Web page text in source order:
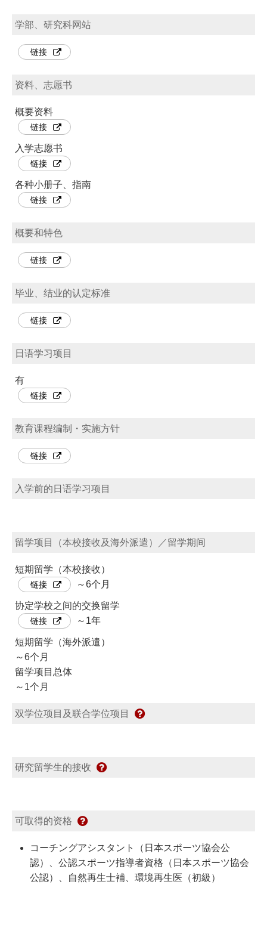
学部、研究科网站
链接
资料、志愿书
概要资料
链接
入学志愿书
链接
各种小册子、指南
链接
概要和特色
链接
毕业、结业的认定标准
链接
日语学习项目
有
链接
教育课程编制・实施方针
链接
入学前的日语学习项目
留学项目（本校接收及海外派遣）／留学期间
短期留学（本校接收）
链接 ～6个月
协定学校之间的交换留学
链接 ～1年
短期留学（海外派遣）
～6个月
留学项目总体
～1个月
双学位项目及联合学位项目
研究留学生的接收
可取得的资格
コーチングアシスタント（日本スポーツ協会公
認）、公認スポーツ指導者資格（日本スポーツ協会
公認）、自然再生士補、環境再生医（初級）